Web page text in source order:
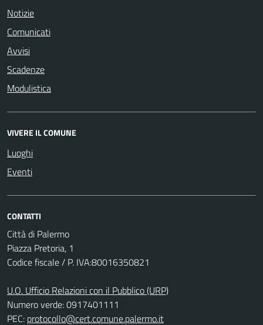
Notizie
Comunicati
Avvisi
Scadenze
Modulistica
VIVERE IL COMUNE
Luoghi
Eventi
CONTATTI
Città di Palermo
Piazza Pretoria, 1
Codice fiscale / P. IVA:80016350821
U.O. Ufficio Relazioni con il Pubblico (URP)
Numero verde: 0917401111
PEC: protocollo@cert.comune.palermo.it